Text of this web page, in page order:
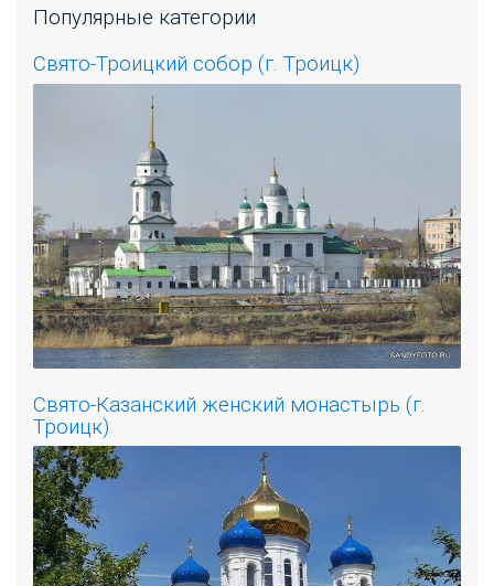
Популярные категории
Свято-Троицкий собор (г. Троицк)
Свято-Казанский женский монастырь (г.
Троицк)